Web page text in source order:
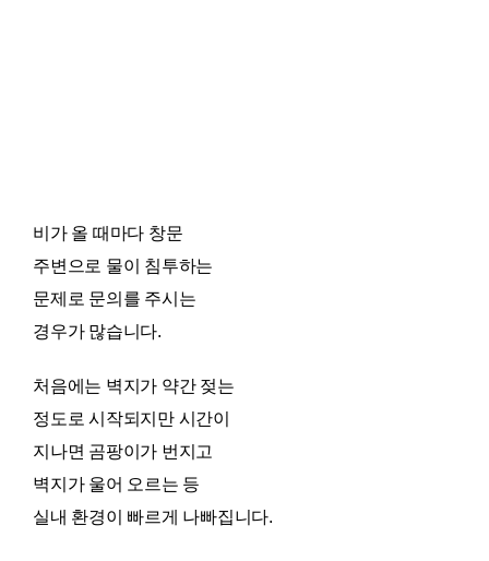
비가 올 때마다 창문
주변으로 물이 침투하는
문제로 문의를 주시는
경우가 많습니다.
처음에는 벽지가 약간 젖는
정도로 시작되지만 시간이
지나면 곰팡이가 번지고
벽지가 울어 오르는 등
실내 환경이 빠르게 나빠집니다.